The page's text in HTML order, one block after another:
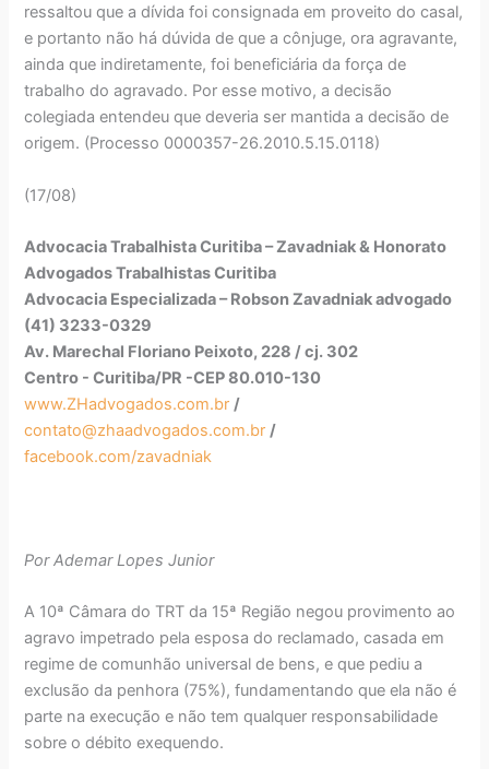
ressaltou que a dívida foi consignada em proveito do casal,
e portanto não há dúvida de que a cônjuge, ora agravante,
ainda que indiretamente, foi beneficiária da força de
trabalho do agravado. Por esse motivo, a decisão
colegiada entendeu que deveria ser mantida a decisão de
origem. (Processo 0000357-26.2010.5.15.0118)
(17/08)
Advocacia Trabalhista Curitiba – Zavadniak & Honorato
Advogados Trabalhistas Curitiba
Advocacia Especializada – Robson Zavadniak advogado
(41) 3233-0329
Av. Marechal Floriano Peixoto, 228 / cj. 302
Centro - Curitiba/PR -CEP 80.010-130
www.ZHadvogados.com.br /
contato@zhaadvogados.com.br /
facebook.com/zavadniak
Por Ademar Lopes Junior
A 10ª Câmara do TRT da 15ª Região negou provimento ao
agravo impetrado pela esposa do reclamado, casada em
regime de comunhão universal de bens, e que pediu a
exclusão da penhora (75%), fundamentando que ela não é
parte na execução e não tem qualquer responsabilidade
sobre o débito exequendo.